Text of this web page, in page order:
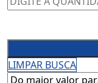
LIMPAR BUSCA